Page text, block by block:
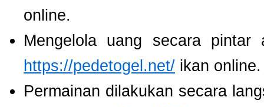
online.
Mengelola uang secara
https://pedetogel.net/ ikan online.
Permainan dilakukan secara